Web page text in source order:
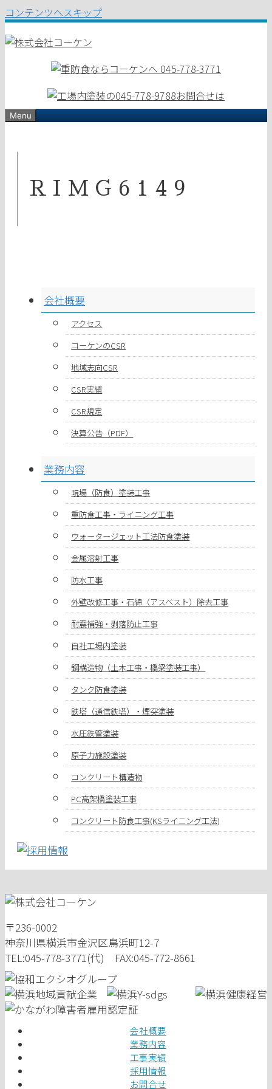
コンテンツへスキップ
Menu
RIMG6149
会社概要
アクセス
コーケンのCSR
地域志向CSR
CSR実績
CSR規定
決算公告（PDF）
業務内容
現場（防食）塗装工事
重防食工事・ライニング工事
ウォータージェット工法防食塗装
金属溶射工事
防水工事
外壁改修工事・石綿（アスベスト）除去工事
耐震補強・剥落防止工事
自社工場内塗装
鋼構造物（土木工事・橋梁塗装工事）
タンク防食塗装
鉄塔（通信鉄塔）・煙突塗装
水圧鉄管塗装
原子力施設塗装
コンクリート構造物
PC高架橋塗装工事
コンクリート防食工事(KSライニング工法)
〒236-0002
神奈川県横浜市金沢区鳥浜町12-7
TEL:045-778-3771(代) FAX:045-772-8661
会社概要
業務内容
工事実績
採用情報
お問合せ